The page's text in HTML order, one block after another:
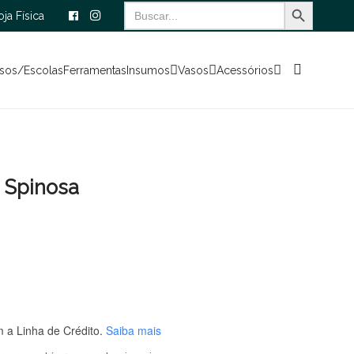
Física
Search
for:
EscolasFerramentasInsumos Vasos Acessórios
a Linha de Crédito. Saiba mais